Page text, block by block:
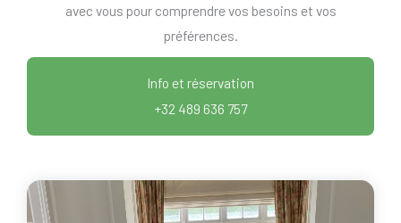
avec vous pour comprendre vos besoins et vos
préférences.
Info et réservation
+32 489 636 757